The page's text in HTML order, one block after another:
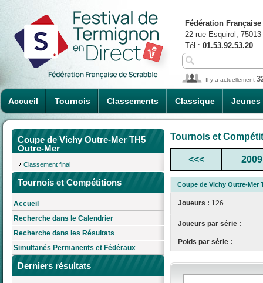
Accueil Tournois Classements Classique Jeunes
Fédération
22 rue Esquirol,
Tél : 01.53.92.53.20
Il y a actuellement
Coupe de Vichy Outre-Mer TH5
Outre-Mer
Classement final
Tournois et Compétitions
Accueil
Recherche dans le Calendrier
Recherche dans les Résultats
Simultanés Permanents et Fédéraux
Derniers résultats
Tournois et
<<< 2009
Coupe de Vichy Outre-Mer
Joueurs : 126
Joueurs par série :
Poids par série :